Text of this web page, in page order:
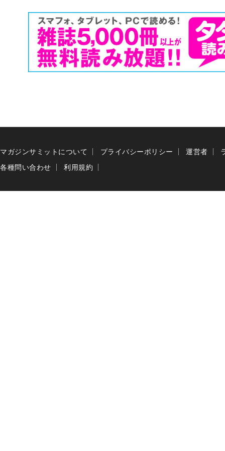
マガジンサミットについて プライバシーポリシー 運営者
各種問い合わせ
利用規約